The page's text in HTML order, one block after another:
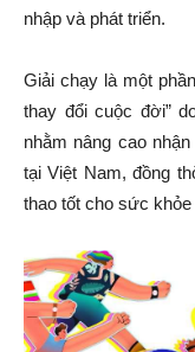
nhập và phát triển.
Giải chạy là một
thay đổi cuộc đời”
nhằm nâng cao
tại Việt Nam, đồng
thao tốt cho sức